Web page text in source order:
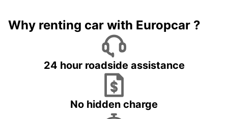
Why renting car with Europcar ?
24 hour roadside assistance
No hidden charge